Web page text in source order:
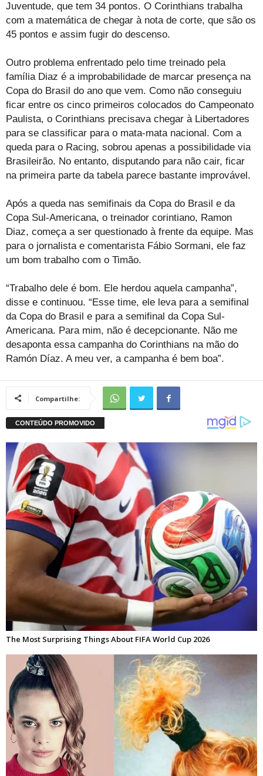
Juventude, que tem 34 pontos. O Corinthians trabalha
com a matemática de chegar à nota de corte, que são os
45 pontos e assim fugir do descenso.
Outro problema enfrentado pelo time treinado pela
família Diaz é a improbabilidade de marcar presença na
Copa do Brasil do ano que vem. Como não conseguiu
ficar entre os cinco primeiros colocados do Campeonato
Paulista, o Corinthians precisava chegar à Libertadores
para se classificar para o mata-mata nacional. Com a
queda para o Racing, sobrou apenas a possibilidade via
Brasileirão. No entanto, disputando para não cair, ficar
na primeira parte da tabela parece bastante improvável.
Após a queda nas semifinais da Copa do Brasil e da
Copa Sul-Americana, o treinador corintiano, Ramon
Diaz, começa a ser questionado à frente da equipe. Mas
para o jornalista e comentarista Fábio Sormani, ele faz
um bom trabalho com o Timão.
“Trabalho dele é bom. Ele herdou aquela campanha”,
disse e continuou. “Esse time, ele leva para a semifinal
da Copa do Brasil e para a semifinal da Copa Sul-
Americana. Para mim, não é decepcionante. Não me
desaponta essa campanha do Corinthians na mão do
Ramón Díaz. A meu ver, a campanha é bem boa”.
Compartilhe: